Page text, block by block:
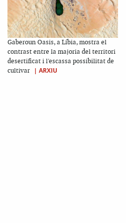
Gaberoun Oasis, a Líbia, mostra el
contrast entre la majoria del territori
desertificat i l'escassa possibilitat de
cultivar
| ARXIU